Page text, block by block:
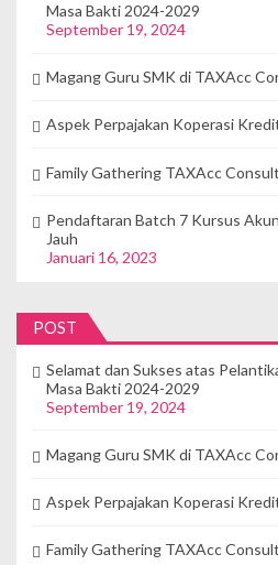
Masa Bakti 2024-2029
September 19, 2024
Magang Guru SMK di TAXAcc
Aspek Perpajakan Koperasi
Family Gathering TAXAcc
Pendaftaran Batch 7 Kursus
Jauh
Januari 16, 2023
POST
Selamat dan Sukses atas
Masa Bakti 2024-2029
September 19, 2024
Magang Guru SMK di TAXAcc
Aspek Perpajakan Koperasi
Family Gathering TAXAcc